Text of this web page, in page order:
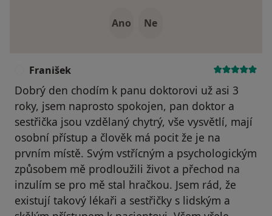
Ano Ne
Franišek
Dobrý den chodím k panu doktorovi už asi 3
roky, jsem naprosto spokojen, pan doktor a
sestřička jsou vzdělaný chytrý, vše vysvětlí, mají
osobní přístup a člověk má pocit že je na
prvním místě. Svým vstřícným a psychologickým
způsobem mě prodloužili život a přechod na
inzulím se pro mě stal hračkou. Jsem rád, že
existují takový lékaři a sestřičky s lidským a